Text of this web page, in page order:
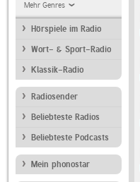
Mehr Genres
Hörspiele im Radio
Wort- & Sport-Radio
Klassik-Radio
Radiosender
Beliebteste Radios
Beliebteste Podcasts
Mein phonostar